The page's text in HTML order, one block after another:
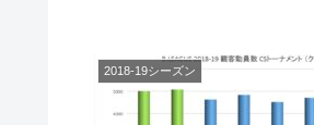
2018-19シーズン